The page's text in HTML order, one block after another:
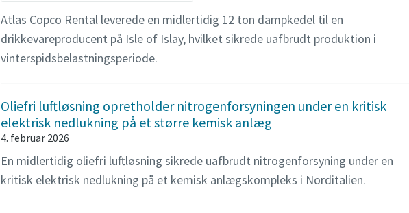
Atlas Copco Rental leverede en midlertidig 12 ton dampkedel til en
drikkevareproducent på Isle of Islay, hvilket sikrede uafbrudt produktion i
vinterspidsbelastningsperiode.
Oliefri luftløsning opretholder nitrogenforsyningen under en kritisk
elektrisk nedlukning på et større kemisk anlæg
4. februar 2026
En midlertidig oliefri luftløsning sikrede uafbrudt nitrogenforsyning under en
kritisk elektrisk nedlukning på et kemisk anlægskompleks i Norditalien.